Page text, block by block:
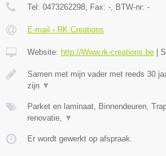
Tel: 0473262298, Fax: -, BTW-nr: -
E-mail › RK Creations
Website: http://Www.rk-creations.be
Samen met mijn vader met reeds 30
zijn ▼
Parket en laminaat, Binnendeuren,
renovatie, ▼
Er wordt gewerkt op afspraak.